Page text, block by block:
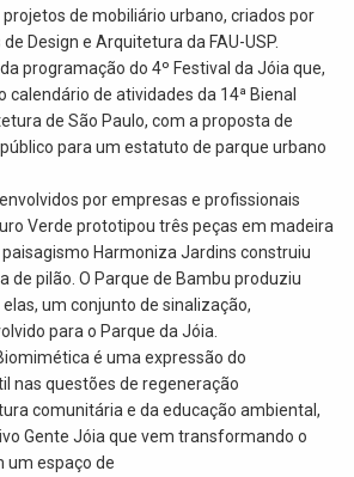
de mobiliário urbano, criados por
Design e Arquitetura da FAU-USP.
programação do 4º Festival da Jóia que,
calendário de atividades da 14ª Bienal
de São Paulo, com a proposta de
para um estatuto de parque urbano
por empresas e profissionais
Verde prototipou três peças em madeira
Harmoniza Jardins construiu
de pilão. O Parque de Bambu produziu
um conjunto de sinalização,
para o Parque da Jóia.
é uma expressão do
nas questões de regeneração
comunitária e da educação ambiental,
Gente Jóia que vem transformando o
um espaço de